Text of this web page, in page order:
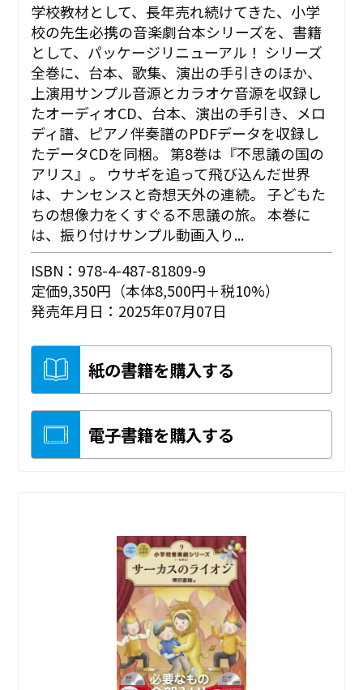
学校教材として、長年売れ続けてきた、小学
校の先生必携の音楽劇台本シリーズを、書籍
として、パッケージリニューアル！ シリーズ
全巻に、台本、歌集、演出の手引きのほか、
上演用サンプル音源とカラオケ音源を収録し
たオーディオCD、台本、演出の手引き、メロ
ディ譜、ピアノ伴奏譜のPDFデータを収録し
たデータCDを同梱。 第8巻は『不思議の国の
アリス』。 ウサギを追って飛び込んだ世界
は、ナンセンスと奇想天外の連続。 子どもた
ちの想像力をくすぐる不思議の旅。 本巻に
は、振り付けサンプル動画入り...
ISBN：978-4-487-81809-9
定価9,350円（本体8,500円＋税10%）
発売年月日：2025年07月07日
紙の書籍を購入する
電子書籍を購入する